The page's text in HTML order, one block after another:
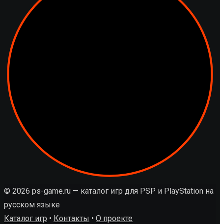
© 2026 ps-game.ru — каталог игр для PSP и PlayStation на
русском языке
Каталог игр • Контакты • О проекте